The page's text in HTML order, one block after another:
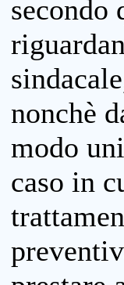
secondo
nonchè
modo
caso in